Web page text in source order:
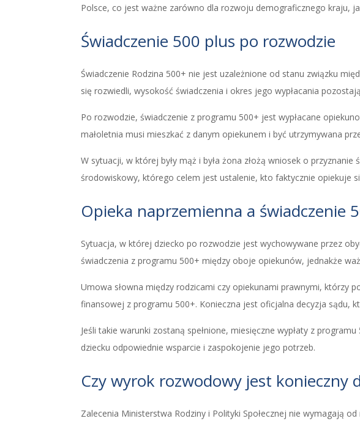
Polsce, co jest ważne zarówno dla rozwoju demograficznego kraju,
Świadczenie 500 plus po rozwodzie
Świadczenie Rodzina 500+ nie jest uzależnione od stanu związku
się rozwiedli, wysokość świadczenia i okres jego wypłacania
Po rozwodzie, świadczenie z programu 500+ jest wypłacane
małoletnia musi mieszkać z danym opiekunem i być utrzymywana
W sytuacji, w której były mąż i była żona złożą wniosek o
środowiskowy, którego celem jest ustalenie, kto faktycznie opiekuje
Opieka naprzemienna a świadczenie
Sytuacja, w której dziecko po rozwodzie jest wychowywane przez
świadczenia z programu 500+ między oboje opiekunów, jednakże
Umowa słowna między rodzicami czy opiekunami prawnymi, którzy
finansowej z programu 500+. Konieczna jest oficjalna decyzja sądu,
Jeśli takie warunki zostaną spełnione, miesięczne wypłaty z
dziecku odpowiednie wsparcie i zaspokojenie jego potrzeb.
Czy wyrok rozwodowy jest konieczny
Zalecenia Ministerstwa Rodziny i Polityki Społecznej nie wymagają